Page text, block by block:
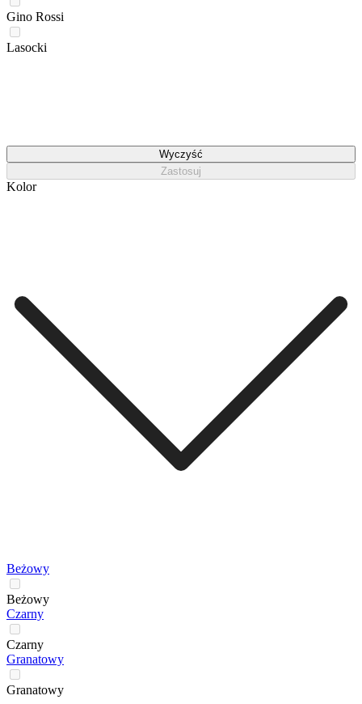
Gino Rossi
Lasocki
Wyczyść
Zastosuj
Kolor
Beżowy
Beżowy
Czarny
Czarny
Granatowy
Granatowy